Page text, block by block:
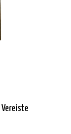
Vereiste